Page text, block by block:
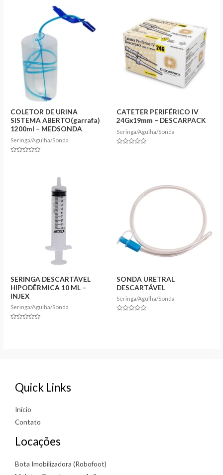
COLETOR DE URINA
SISTEMA ABERTO(garrafa)
1200ml – MEDSONDA
Seringa/Agulha/Sonda
CATETER PERIFÉRICO IV
24Gx19mm – DESCARPACK
Seringa/Agulha/Sonda
SERINGA DESCARTÁVEL
HIPODÊRMICA 10 ML –
INJEX
Seringa/Agulha/Sonda
SONDA URETRAL
DESCARTÁVEL
Seringa/Agulha/Sonda
Quick Links
Início
Contato
Locações
Bota Imobilizadora (Robofoot)